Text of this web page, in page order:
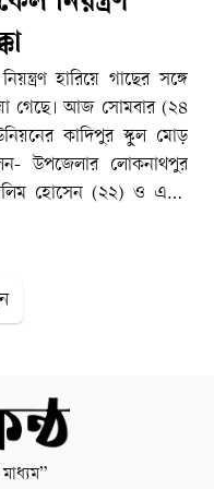
হারিয়ে গাছের সঙ্গে
গেছে। আজ সোমবার (২৪
কাদিপুর স্কুল মোড়
উপজেলার লোকনাথপুর
হোসেন (২২) ও একই
লোকনাথপুর থেকে
করে চুয়াডাঙ্গা সদর
তার মৃত্যু হয়।
ঘটনার সত্যতা নিশ্চিত